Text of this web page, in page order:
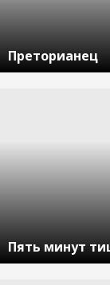
Преторианец
Пять минут